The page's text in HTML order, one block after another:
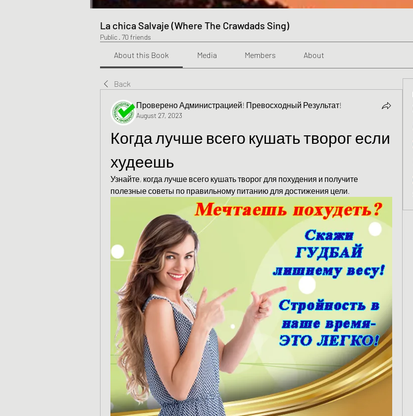
La chica Salvaje (Where The Crawdads Sing)
Public · 70 friends
About this Book Media Members About
Back
Проверено Администрацией! Превосходный Результат!
August 27, 2023
Когда лучше всего кушать творог если
худеешь
Узнайте, когда лучше всего кушать творог для похудения и получите
полезные советы по правильному питанию для достижения цели.